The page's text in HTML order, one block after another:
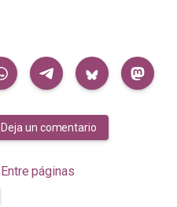
Deja un comentario
Entre páginas